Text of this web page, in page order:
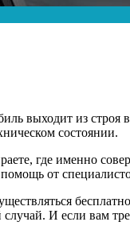
выходит из
состоянии.
где именно
от
И если вам